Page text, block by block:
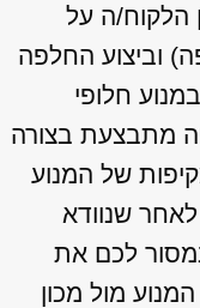
הלקוח/ה על
וביצוע החלפה
חלופי
מתבצעת בצורה
של המנוע
שנוודא
לכם את
מול מכון